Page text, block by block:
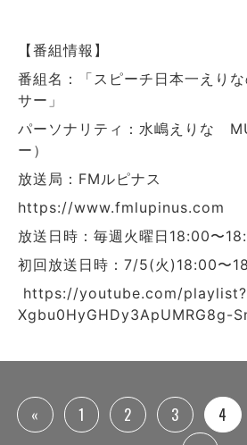
【番組情報】
番組名：「スピーチ日本一えり
サー」
パーソナリティ：水嶋えりな
ー）
放送局：FMルピナス
https://www.fmlupinus.com
放送日時：毎週火曜日18:00〜
初回放送日時：7/5(火)18:00〜
https://youtube.com/
Xgbu0HyGHDy3ApUMRG8g-
« 1 2 3 4